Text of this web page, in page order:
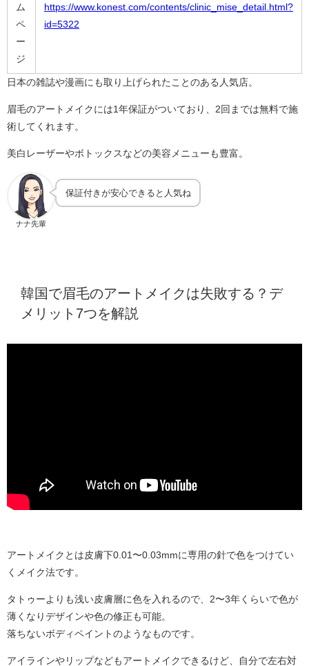
ム
ペ
ー
ジ
https://www.konest.com/contents/clinic_mise_detail.html?
id=5322
日本の雑誌や漫画にも取り上げられたことのある人気店。
眉毛のアートメイクには1年保証がついており、2回までは無料で施
術してくれます。
美白レーザーやボトックスなどの美容メニューも豊富。
ナナ先輩
保証付きが安心できると人気ね
韓国で眉毛のアートメイクは失敗する？デ
メリット7つを解説
アートメイクとは皮膚下0.01〜0.03mmに専用の針で色をつけてい
くメイク法です。
タトゥーよりも浅い皮膚層に色を入れるので、2〜3年くらいで色が
薄くなりデザインや色の修正も可能。
落ちないボディペイントのようなものです。
アイラインやリップなどもアートメイクできるけど、自分で左右対